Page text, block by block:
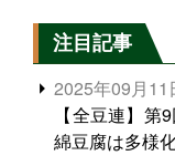
注目記事
2025年09月11
【全豆連】
綿豆腐は多様